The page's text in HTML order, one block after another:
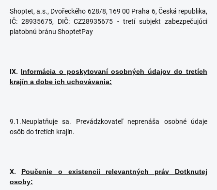
Shoptet, a.s., Dvořeckého 628/8, 169 00 Praha 6, Česká republika,
IČ: 28935675, DIČ: CZ28935675 - tretí subjekt zabezpečujúci
platobnú bránu ShoptetPay
IX. Informácia o poskytovaní osobných údajov do tretích
krajín a dobe ich uchovávania:
9.1.Neuplatňuje sa. Prevádzkovateľ neprenáša osobné údaje
osôb do tretích krajín.
X.
Poučenie o existencii relevantných práv Dotknutej
osoby: